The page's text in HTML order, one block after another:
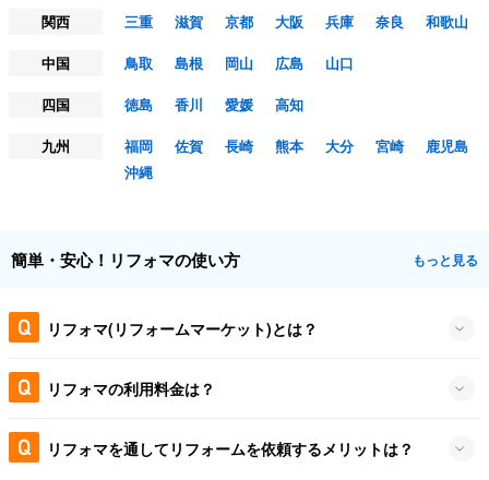
関西
三重 滋賀 京都 大阪 兵庫 奈良
和歌山
中国
鳥取 島根 岡山 広島
山口
四国
徳島 香川 愛媛
高知
九州
福岡 佐賀 長崎 熊本 大分 宮崎
鹿児島
沖縄
簡単・安心！リフォマの使い方 もっと見る
リフォマ(リフォームマーケット)とは？
リフォマの利用料金は？
リフォマを通してリフォームを依頼するメリットは？